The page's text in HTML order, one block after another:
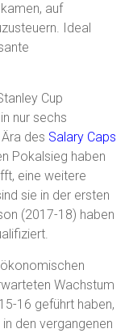
auf
Ideal
Cup
nur sechs
des Salary Caps
Pokalsieg haben
eine weitere
sie in der ersten
(2017-18) haben
Wachstum
16 geführt haben,
den vergangenen